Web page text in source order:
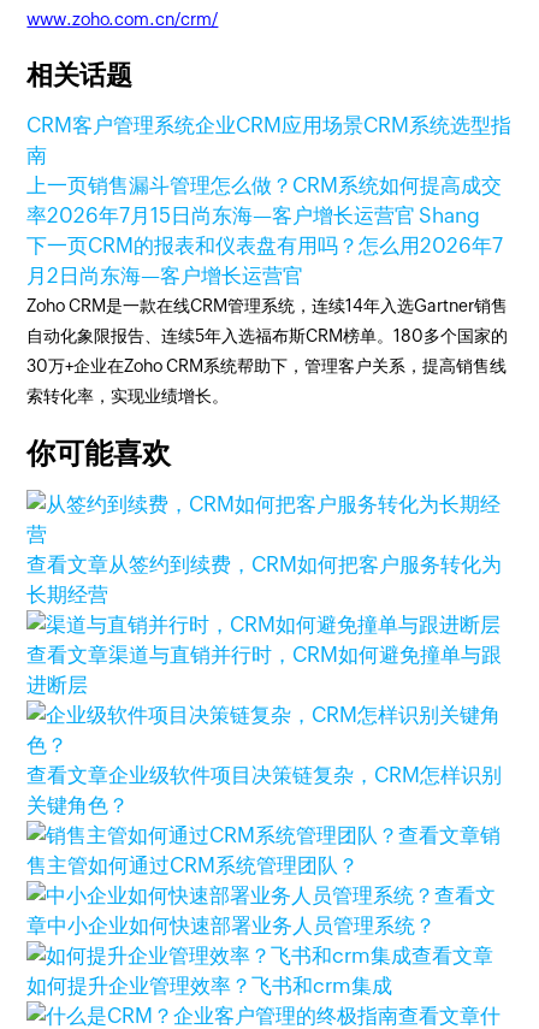
www.zoho.com.cn/crm/
相关话题
CRM客户管理系统企业CRM应用场景CRM系统选型指
南
上一页销售漏斗管理怎么做？CRM系统如何提高成交
率2026年7月15日 尚东海—客户增长运营官 Shang
下一页CRM的报表和仪表盘有用吗？怎么用2026年7
月2日 尚东海—客户增长运营官
Zoho CRM是一款在线CRM管理系统，连续14年入选Gartner销售
自动化象限报告、连续5年入选福布斯CRM榜单。180多个国家的
30万+企业在Zoho CRM系统帮助下，管理客户关系，提高销售线
索转化率，实现业绩增长。
你可能喜欢
查看文章从签约到续费，CRM如何把客户服务转化为
长期经营
查看文章渠道与直销并行时，CRM如何避免撞单与跟
进断层
查看文章企业级软件项目决策链复杂，CRM怎样识别
关键角色？
查看文章销
售主管如何通过CRM系统管理团队？
查看文
章中小企业如何快速部署业务人员管理系统？
查看文章
如何提升企业管理效率？飞书和crm集成
查看文章什